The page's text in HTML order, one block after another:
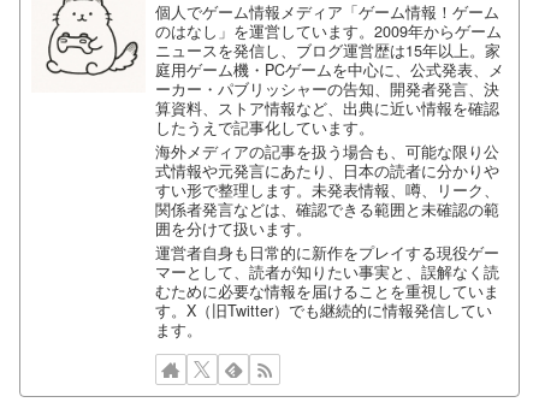
個人でゲーム情報メディア「ゲーム情報！ゲーム
のはなし」を運営しています。2009年からゲーム
ニュースを発信し、ブログ運営歴は15年以上。家
庭用ゲーム機・PCゲームを中心に、公式発表、メ
ーカー・パブリッシャーの告知、開発者発言、決
算資料、ストア情報など、出典に近い情報を確認
したうえで記事化しています。
海外メディアの記事を扱う場合も、可能な限り公
式情報や元発言にあたり、日本の読者に分かりや
すい形で整理します。未発表情報、噂、リーク、
関係者発言などは、確認できる範囲と未確認の範
囲を分けて扱います。
運営者自身も日常的に新作をプレイする現役ゲー
マーとして、読者が知りたい事実と、誤解なく読
むために必要な情報を届けることを重視していま
す。X（旧Twitter）でも継続的に情報発信してい
ます。